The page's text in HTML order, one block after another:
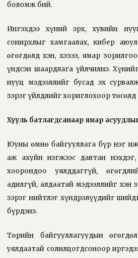
боломж бий.
Ингэхдээ хүний эрх, хувийн
сонирхлыг хамгаалах, кибер
өгөгдөлд хэн, хэзээ, ямар
үндсэн шаардлага үйлчилнэ.
нууц мэдээллийг бусад эх
зэрэг үйлдлийг хориглохоор төсөлд
Хууль батлагдсанаар ямар
Юуны өмнө байгууллага бүр нэг
аж ахуйн нэгжээс давтан
хоорондоо уялддаггүй,
адилгүй, алдаатай мэдээллийг хэн
зэрэг нийтлэг хүндрэлүүдийг
бүрдэнэ.
Төрийн байгууллагуудын
уялдаатай солилцогдсоноор